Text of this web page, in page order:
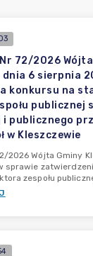
72/2026
dnia 6 sierpnia
konkursu na
publicznej
i publicznego
w Kleszczewie
2026 Wójta Gminy
sprawie
zespołu